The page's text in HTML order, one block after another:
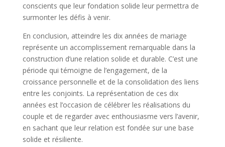
conscients que leur fondation solide leur permettra de
surmonter les défis à venir.
En conclusion, atteindre les dix années de mariage
représente un accomplissement remarquable dans la
construction d’une relation solide et durable. C’est une
période qui témoigne de l’engagement, de la
croissance personnelle et de la consolidation des liens
entre les conjoints. La représentation de ces dix
années est l’occasion de célébrer les réalisations du
couple et de regarder avec enthousiasme vers l’avenir,
en sachant que leur relation est fondée sur une base
solide et résiliente.